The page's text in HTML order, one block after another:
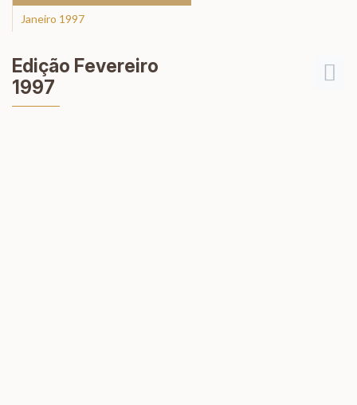
Janeiro 1997
Edição Fevereiro
1997